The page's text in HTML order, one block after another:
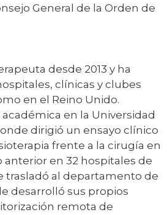
General de la Orden de
desde 2013 y ha
clínicas y clubes
en el Reino Unido.
en la Universidad
dirigió un ensayo clínico
frente a la cirugía en
anterior en 32 hospitales de
trasladó al departamento de
desarrolló sus propios
remota de